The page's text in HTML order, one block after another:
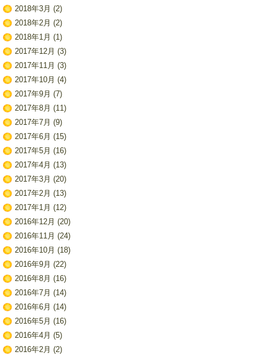
2018年3月 (2)
2018年2月 (2)
2018年1月 (1)
2017年12月 (3)
2017年11月 (3)
2017年10月 (4)
2017年9月 (7)
2017年8月 (11)
2017年7月 (9)
2017年6月 (15)
2017年5月 (16)
2017年4月 (13)
2017年3月 (20)
2017年2月 (13)
2017年1月 (12)
2016年12月 (20)
2016年11月 (24)
2016年10月 (18)
2016年9月 (22)
2016年8月 (16)
2016年7月 (14)
2016年6月 (14)
2016年5月 (16)
2016年4月 (5)
2016年2月 (2)